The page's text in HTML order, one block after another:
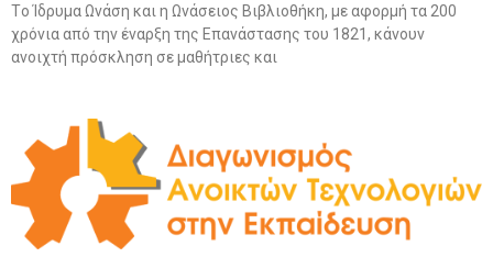
Tο Ίδρυμα Ωνάση και η Ωνάσειος Βιβλιοθήκη, με αφορμή τα 200
χρόνια από την έναρξη της Επανάστασης του 1821, κάνουν
ανοιχτή πρόσκληση σε μαθήτριες και